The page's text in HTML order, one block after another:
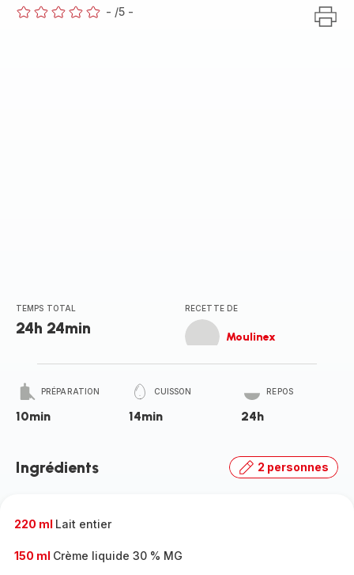
- /5 -
TEMPS TOTAL
24h 24min
RECETTE DE
Moulinex
PRÉPARATION
10min
CUISSON
14min
REPOS
24h
Ingrédients 2 personnes
220 ml Lait entier
150 ml Crème liquide 30 % MG